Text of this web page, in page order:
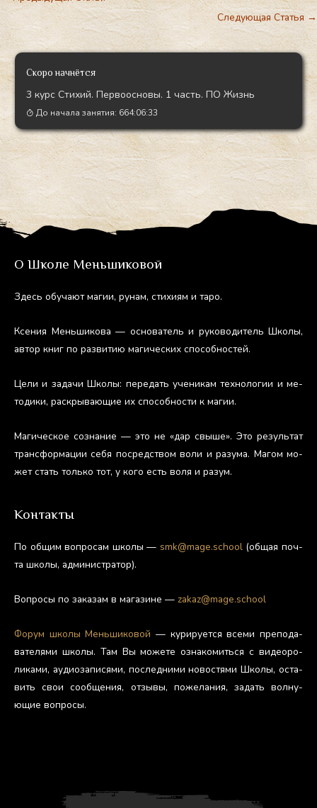
Следующая Статья →
Скоро начнётся
3 курс Стихий. Первоосновы. 1 часть. ПО Жизнь
До начала занятия: 664:06:32
О Школе Меньшиковой
Здесь обу­ча­ют ма­гии, ру­нам, сти­хи­ям и та­ро.
Ксе­ния Мень­ши­кова — ос­но­ватель и ру­ково­дитель Шко­лы,
ав­тор книг по раз­ви­тию ма­гичес­ких спо­соб­ностей.
Це­ли и за­дачи Шко­лы: пе­редать уче­никам тех­но­логии и ме­
тоди­ки, рас­кры­ва­ющие их спо­соб­ности к ма­гии.
Ма­гичес­кое соз­на­ние — это не «дар свы­ше». Это ре­зуль­тат
тран­сфор­ма­ции се­бя пос­редс­твом во­ли и ра­зума. Ма­гом мо­
жет стать толь­ко тот, у ко­го есть во­ля и ра­зум.
Контакты
По об­щим воп­ро­сам шко­лы — smk@mage.school(об­щая поч­
та шко­лы, ад­ми­нис­тра­тор).
Воп­ро­сы по за­казам в ма­гази­не — zakaz@mage.school
Фо­рум шко­лы Мень­ши­ковой — ку­риру­ет­ся все­ми пре­пода­
вате­лями шко­лы. Там Вы мо­жете оз­на­комить­ся с ви­де­оро­
лика­ми, а­уди­оза­пися­ми, пос­ледни­ми но­вос­тя­ми Шко­лы, ос­та­
вить свои со­об­ще­ния, от­зы­вы, по­жела­ния, за­дать вол­ну­
ющие воп­ро­сы.